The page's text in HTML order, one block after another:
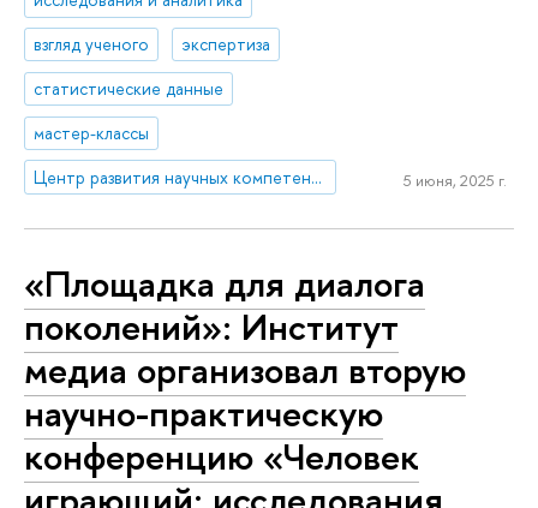
взгляд ученого
экспертиза
статистические данные
мастер-классы
Центр развития научных компетенций
5 июня, 2025 г.
«Площадка для диалога
поколений»: Институт
медиа организовал вторую
научно-практическую
конференцию «Человек